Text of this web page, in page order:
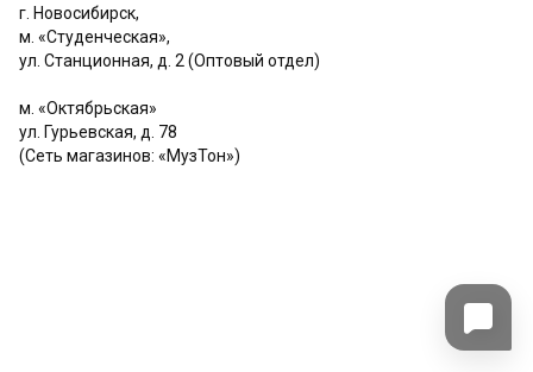
г. Новосибирск,
м. «Студенческая»,
ул. Станционная, д. 2 (Оптовый отдел)
м. «Октябрьская»
ул. Гурьевская, д. 78
(Сеть магазинов: «МузТон»)